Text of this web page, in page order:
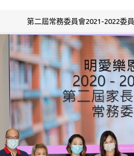
第二屆常務委員會2021-2022委員